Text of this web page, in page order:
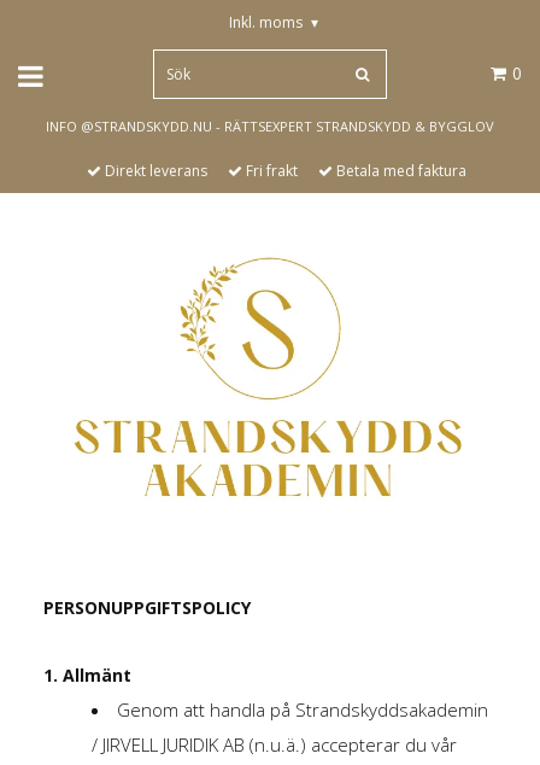
Inkl. moms ▾
0
INFO @STRANDSKYDD.NU - RÄTTSEXPERT STRANDSKYDD & BYGGLOV
Direkt leverans Fri frakt Betala med faktura
PERSONUPPGIFTSPOLICY
1. Allmänt
Genom att handla på Strandskyddsakademin
/ JIRVELL JURIDIK AB (n.u.ä.) accepterar du vår